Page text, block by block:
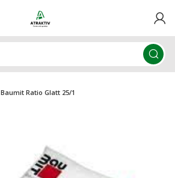
Baumit Ratio Glatt 25/1